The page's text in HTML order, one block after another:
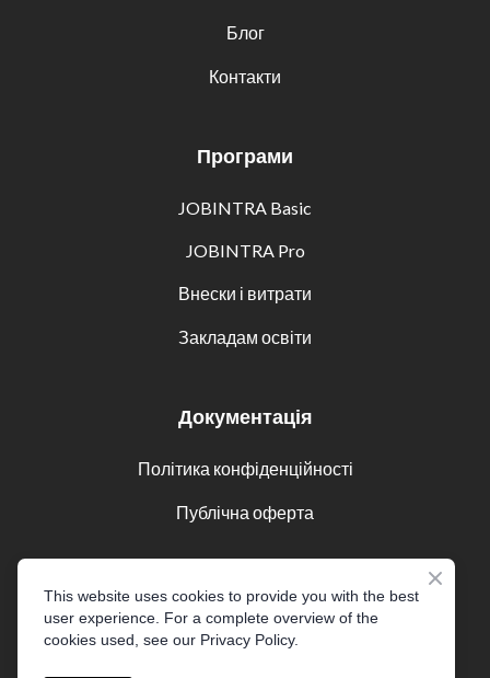
Блог
Контакти
Програми
JOBINTRA Basic
JOBINTRA Pro
Внески і витрати
Закладам освіти
Документація
Політика конфіденційності
Публічна оферта
Соцмережі
This website uses cookies to provide you with the best
user experience. For a complete overview of the
cookies used, see our Privacy Policy.